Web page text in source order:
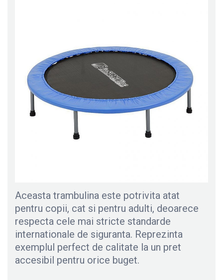
Aceasta trambulina este potrivita atat
pentru copii, cat si pentru adulti, deoarece
respecta cele mai stricte standarde
internationale de siguranta. Reprezinta
exemplul perfect de calitate la un pret
accesibil pentru orice buget.